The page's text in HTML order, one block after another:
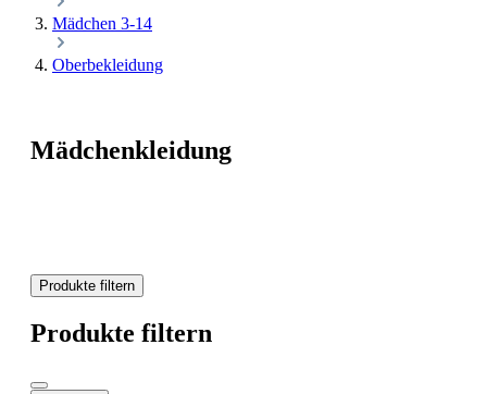
Mädchen 3-14
Oberbekleidung
Mädchenkleidung
Produkte filtern
Produkte filtern